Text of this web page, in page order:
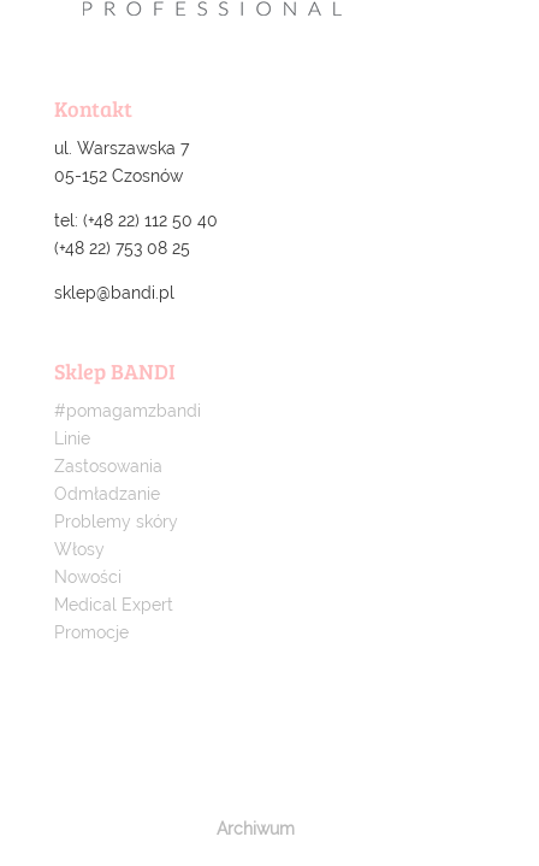
Kontakt
ul. Warszawska 7
05-152 Czosnów
tel: (+48 22) 112 50 40
(+48 22) 753 08 25
sklep@bandi.pl
Sklep BANDI
#pomagamzbandi
Linie
Zastosowania
Odmładzanie
Problemy skóry
Włosy
Nowości
Medical Expert
Promocje
Archiwum